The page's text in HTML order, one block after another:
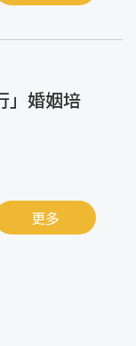
」婚姻培
更多